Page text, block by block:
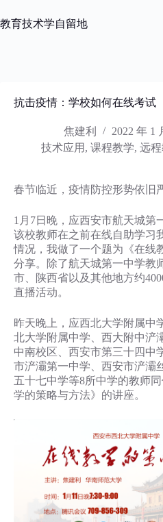
过
教育技术学自留地
抗击疫情：学校如何在线考试
焦建利
2022 年 1
技术应用 , 课程教学, 远
春节临近，疫情防控形势依旧
1月7日晚，应西安市航天城第
该校教师在之前在线自助学习
情况，我做了一个题为《在线
分享。除了航天城第一中学教
市、陕西省以及其他地方约
直播活动。
昨天晚上，应西北大学附属中
北大学附属中学、西大附中浐
中南校区、西安市第三十四中
市浐灞第一中学、西安市浐灞
五十七中学等8所中学的教师
学的策略与方法》的讲座。